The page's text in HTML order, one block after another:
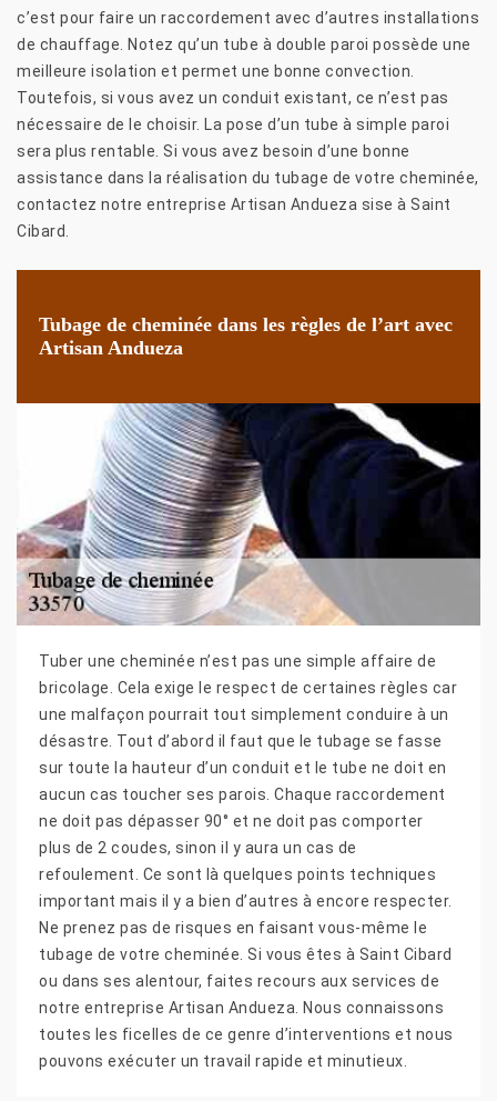
c’est pour faire un raccordement avec d’autres installations
de chauffage. Notez qu’un tube à double paroi possède une
meilleure isolation et permet une bonne convection.
Toutefois, si vous avez un conduit existant, ce n’est pas
nécessaire de le choisir. La pose d’un tube à simple paroi
sera plus rentable. Si vous avez besoin d’une bonne
assistance dans la réalisation du tubage de votre cheminée,
contactez notre entreprise Artisan Andueza sise à Saint
Cibard.
Tubage de cheminée dans les règles de l’art avec
Artisan Andueza
Tuber une cheminée n’est pas une simple affaire de
bricolage. Cela exige le respect de certaines règles car
une malfaçon pourrait tout simplement conduire à un
désastre. Tout d’abord il faut que le tubage se fasse
sur toute la hauteur d’un conduit et le tube ne doit en
aucun cas toucher ses parois. Chaque raccordement
ne doit pas dépasser 90° et ne doit pas comporter
plus de 2 coudes, sinon il y aura un cas de
refoulement. Ce sont là quelques points techniques
important mais il y a bien d’autres à encore respecter.
Ne prenez pas de risques en faisant vous-même le
tubage de votre cheminée. Si vous êtes à Saint Cibard
ou dans ses alentour, faites recours aux services de
notre entreprise Artisan Andueza. Nous connaissons
toutes les ficelles de ce genre d’interventions et nous
pouvons exécuter un travail rapide et minutieux.